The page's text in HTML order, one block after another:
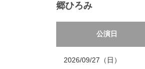
郷ひろみ
公演日
2026/09/27（日）